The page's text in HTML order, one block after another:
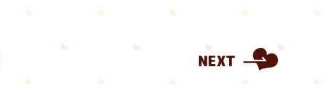
NEXT